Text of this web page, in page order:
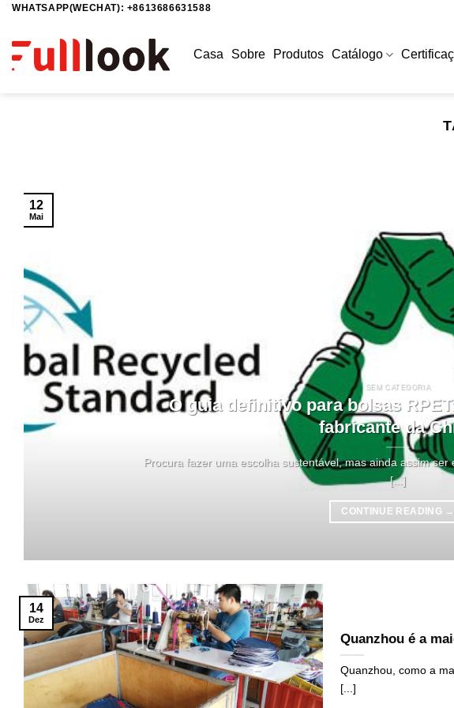
Skip
content
WHATSAPP(WECHAT): +8613686631588
Casa Sobre Produtos Catálogo
SEM CATEGORIA
O guia definitivo para bolsas
fabricante da
Procura fazer uma escolha sustentável, mas ainda assim
[...]
CONTINUE READING →
12
Mai
Quanzhou é a
Quanzhou, como a
[...]
14
Dez